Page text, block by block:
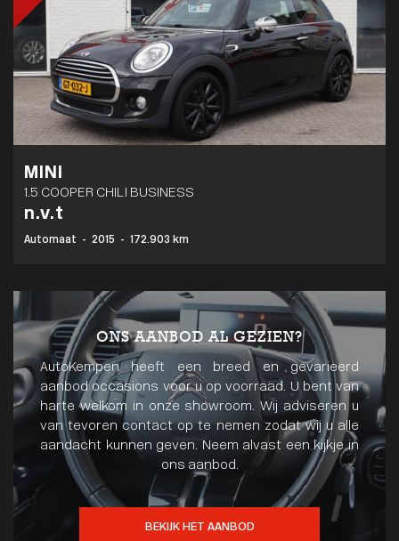
MINI
1.5 COOPER CHILI BUSINESS
n.v.t
Automaat - 2015 - 172.903 km
ONS AANBOD AL GEZIEN?
AutoKempen heeft een breed en gevarieerd
aanbod occasions voor u op voorraad. U bent van
harte welkom in onze showroom. Wij adviseren u
van tevoren contact op te nemen zodat wij u alle
aandacht kunnen geven. Neem alvast een kijkje in
ons aanbod.
BEKIJK HET AANBOD